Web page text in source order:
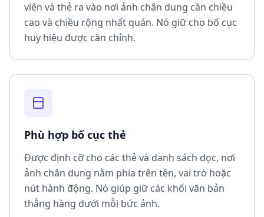
viên và thẻ ra vào nơi ảnh chân dung cần chiều
cao và chiều rộng nhất quán. Nó giữ cho bố cục
huy hiệu được căn chỉnh.
Phù hợp bố cục thẻ
Được định cỡ cho các thẻ và danh sách dọc, nơi
ảnh chân dung nằm phía trên tên, vai trò hoặc
nút hành động. Nó giúp giữ các khối văn bản
thẳng hàng dưới mỗi bức ảnh.